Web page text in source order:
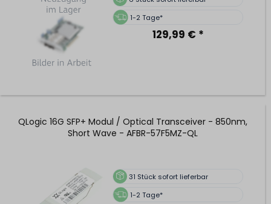
1-2 Tage*
129,99 € *
QLogic 16G SFP+ Modul / Optical Transceiver - 850nm,
Short Wave - AFBR-57F5MZ-QL
31 Stück sofort lieferbar
1-2 Tage*